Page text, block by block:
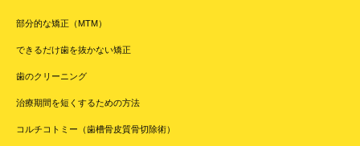
部分的な矯正（MTM）
できるだけ歯を抜かない矯正
歯のクリーニング
治療期間を短くするための方法
コルチコトミー（歯槽骨皮質骨切除術）